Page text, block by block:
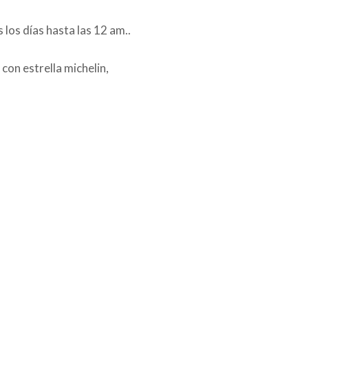
días hasta las 12 am..
estrella michelin,